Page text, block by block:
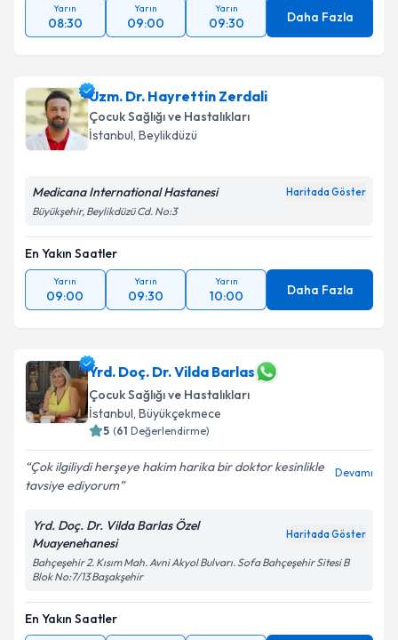
Yarın
08:30
Yarın
09:00
Yarın
09:30 Daha Fazla
Uzm. Dr. Hayrettin Zerdali
Çocuk Sağlığı ve Hastalıkları
İstanbul, Beylikdüzü
Medicana International Hastanesi Haritada Göster
Büyükşehir, Beylikdüzü Cd. No:3
En Yakın Saatler
Yarın
09:00
Yarın
09:30
Yarın
10:00 Daha Fazla
Yrd. Doç. Dr. Vilda Barlas
Çocuk Sağlığı ve Hastalıkları
İstanbul, Büyükçekmece
5 (61 Değerlendirme)
Çok ilgiliydi herşeye hakim harika bir doktor kesinlikle
tavsiye ediyorum
Devamı
Yrd. Doç. Dr. Vilda Barlas Özel
Muayenehanesi
Haritada Göster
Bahçeşehir 2. Kısım Mah. Avni Akyol Bulvarı. Sofa Bahçeşehir Sitesi B
Blok No:7/13 Başakşehir
En Yakın Saatler